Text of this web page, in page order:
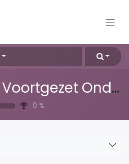
lesmateriaal Voortgezet Onderwijs
0 %